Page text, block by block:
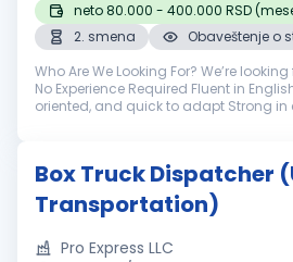
neto 80.000 - 400.000 RSD
2. smena
Obaveštenje o
Who Are We Looking For? We’re
No Experience Required Fluent in
oriented, and quick to adapt Strong
Box Truck Dispatcher
Transportation)
Pro Express LLC